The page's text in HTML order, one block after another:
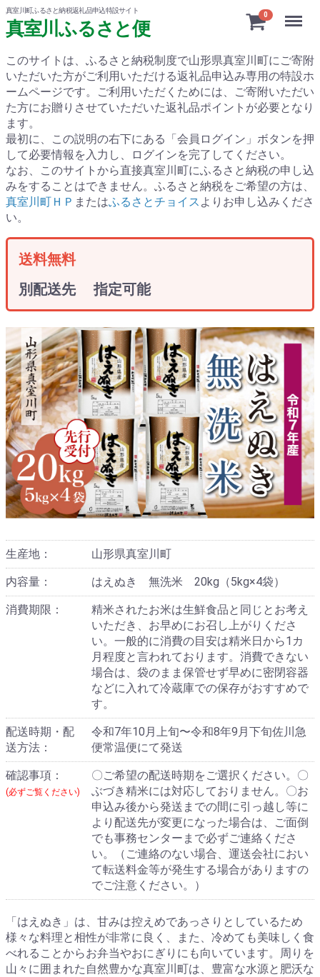
真室川町ふるさと納税返礼品申込特設サイト
真室川ふるさと便
このサイトは、ふるさと納税制度で山形県真室川町にご寄附
いただいた方がご利用いただける返礼品申込み専用の特設ホ
ームページです。
ご利用いただくためには、ご寄附いただい
た方にお贈りさせていただいた返礼品ポイントが必要となり
ます。
最初に、この説明の右下にある「会員ログイン」ボタンを押
して必要情報を入力し、ログインを完了してください。
なお、このサイトから直接真室川町にふるさと納税の申し込
みをすることはできません。ふるさと納税をご希望の方は、
真室川町ＨＰ またはふるさとチョイス よりお申し込みくださ
い。
0
送料無料
別配送先 指定可能
Menu
生産地： 山形県真室川町
内容量： はえぬき 無洗米 20kg（5kg×4袋）
消費期限：
精米されたお米は生鮮食品と同じとお考え
いただき、お早めにお召し上がりくださ
い。一般的に消費の目安は精米日から1カ
月程度と言われております。消費できない
場合は、袋のまま保管せず早めに密閉容器
などに入れて冷蔵庫での保存がおすすめで
す。
配送時期・配
送方法：
令和7年10月上旬〜令和8年9月下旬佐川急
便常温便にて発送
確認事項：
(必ずご覧ください)
〇ご希望の配送時期をご選択ください。〇
ぶづき精米には対応しておりません。〇お
申込み後から発送までの間に引っ越し等に
より配送先が変更になった場合は、ご面倒
でも事務センターまで必ずご連絡くださ
い。（ご連絡のない場合、運送会社におい
て転送料金等が発生する場合がありますの
でご注意ください。）
「はえぬき」は、甘みは控えめであっさりとしているため
様々な料理と相性が非常に良く、また、冷めても美味しく食
べれることからお弁当やおにぎりにも向いています。周りを
山々に囲まれた自然豊かな真室川町は、豊富な水源と肥沃な